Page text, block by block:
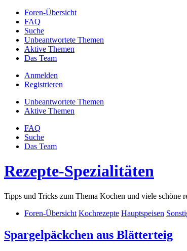
Foren-Übersicht
FAQ
Suche
Unbeantwortete Themen
Aktive Themen
Das Team
Anmelden
Registrieren
Unbeantwortete Themen
Aktive Themen
FAQ
Suche
Das Team
Rezepte-Spezialitäten
Tipps und Tricks zum Thema Kochen und viele schöne
Foren-Übersicht Kochrezepte Hauptspeisen
Spargelpäckchen aus Blätterteig